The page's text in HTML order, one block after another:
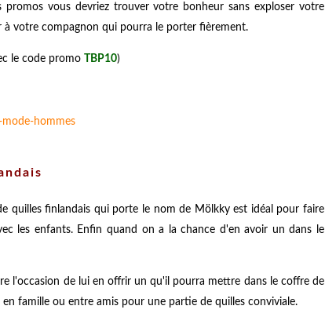
vous devriez trouver votre bonheur sans exploser votre
à votre compagnon qui pourra le porter fièrement.
le code promo TBP10)
quilles finlandais qui porte le nom de Mölkky est idéal pour faire
les enfants. Enfin quand on a la chance d'en avoir un dans le
l'occasion de lui en offrir un qu'il pourra mettre dans le coffre de
famille ou entre amis pour une partie de quilles conviviale.